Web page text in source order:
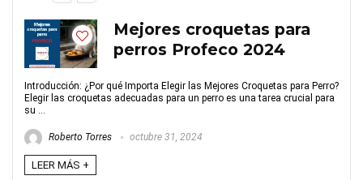
Mejores croquetas para
perros Profeco 2024
Introducción: ¿Por qué Importa Elegir las Mejores Croquetas para Perro?
Elegir las croquetas adecuadas para un perro es una tarea crucial para
su ...
Roberto Torres octubre 31, 2024
LEER MÁS +